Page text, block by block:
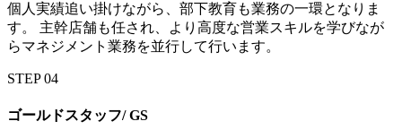
個人実績追い掛けながら、部下教育も業務の一環となりま
す。 主幹店舗も任され、より高度な営業スキルを学びなが
らマネジメント業務を並行して行います。
STEP04
ゴールドスタッフ/GS